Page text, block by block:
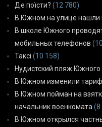
Де поїсти? (12 780)
В Южном на улице нашли
В школе Южного
мобильных телефонов
Таксі (10 158)
Нудистский пляж Южного
В Южном изменили
В Южном пойман на
начальник военкомата (8
В Южном открылся